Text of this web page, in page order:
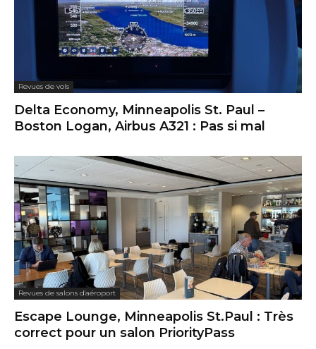
Revues de vols
Delta Economy, Minneapolis St. Paul –
Boston Logan, Airbus A321 : Pas si mal
Revues de salons d'aéroport
Escape Lounge, Minneapolis St.Paul : Très
correct pour un salon PriorityPass